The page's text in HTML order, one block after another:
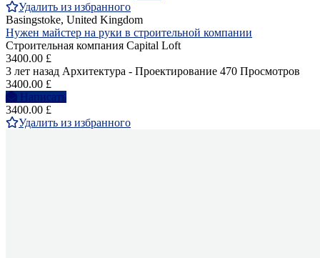
Удалить из избранного
Basingstoke, United Kingdom
Нужен майстер на руки в строительной компании
Строительная компания Capital Loft
3400.00 £
3 лет назад Архитектура - Проектирование 470 Просмотров
3400.00 £
Написать
3400.00 £
Удалить из избранного